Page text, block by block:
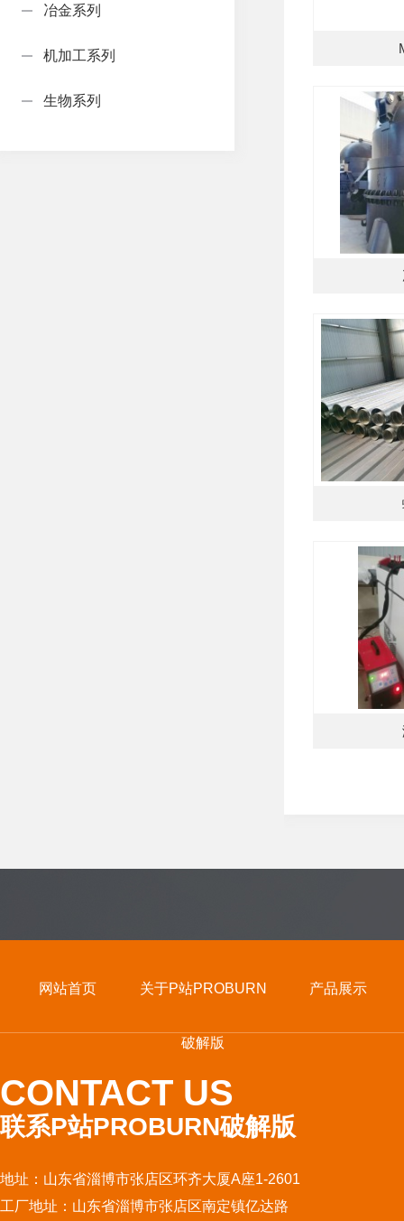
冶金系列
机加工系列
生物系列
网站首页 关于P站PROBURN
破解版
产品展示
CONTACT US
联系P站PROBURN破解版
地址：山东省淄博市张店区环齐大厦A座1-2601
工厂地址：山东省淄博市张店区南定镇亿达路